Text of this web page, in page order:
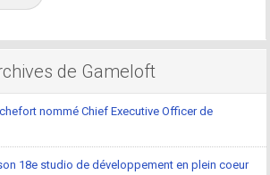
de Gameloft
nommé Chief Executive Officer de
18e studio de développement en plein coeur